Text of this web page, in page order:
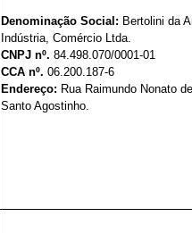
Denominação Social: Bertolini da
Indústria, Comércio Ltda.
CNPJ nº.84.498.070/0001-01
CCA nº.06.200.187-6
Endereço: Rua Raimundo Nonato
Santo Agostinho.